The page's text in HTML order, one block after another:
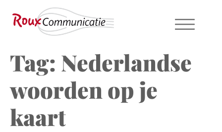
Tag: Nederlandse
woorden op je
kaart